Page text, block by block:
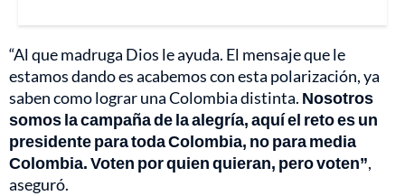
“Al que madruga Dios le ayuda. El mensaje que le
estamos dando es acabemos con esta polarización, ya
saben como lograr una Colombia distinta. Nosotros
somos la campaña de la alegría, aquí el reto es un
presidente para toda Colombia, no para media
Colombia. Voten por quien quieran, pero voten”,
aseguró.